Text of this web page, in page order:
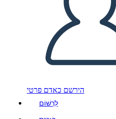
הירשם כאדם פרטי
לִרְשׁוֹם